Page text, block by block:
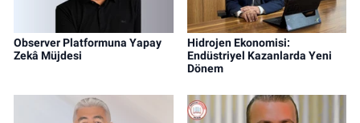
Observer Platformuna Yapay
Zekâ Müjdesi
Hidrojen Ekonomisi:
Endüstriyel Kazanlarda Yeni
Dönem